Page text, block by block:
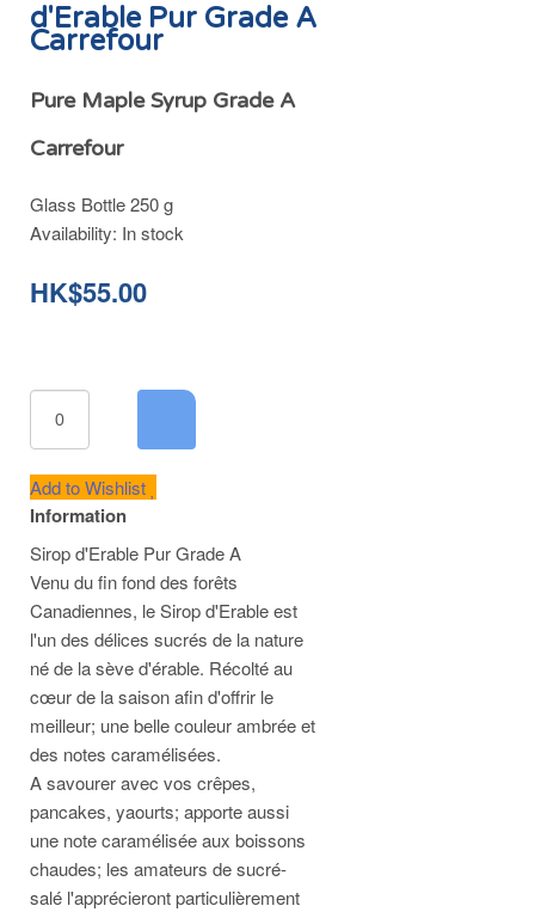
d'Erable Pur Grade A
Carrefour
Pure Maple Syrup Grade A
Carrefour
Glass Bottle 250 g
Availability: In stock
HK$55.00
Add to Wishlist
Information
Sirop d'Erable Pur Grade A
Venu du fin fond des forêts
Canadiennes, le Sirop d'Erable est
l'un des délices sucrés de la nature
né de la sève d'érable. Récolté au
cœur de la saison afin d'offrir le
meilleur; une belle couleur ambrée et
des notes caramélisées.
A savourer avec vos crêpes,
pancakes, yaourts; apporte aussi
une note caramélisée aux boissons
chaudes; les amateurs de sucré-
salé l'apprécieront particulièrement